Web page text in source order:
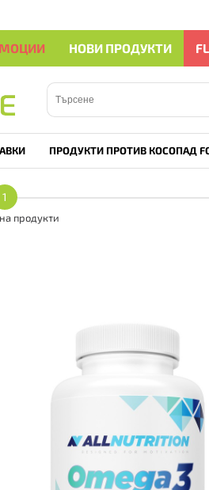
НОВИ ПРОДУКТИ
ПРОДУКТИ ПРОТИВ КОСОПАД
1
продукти